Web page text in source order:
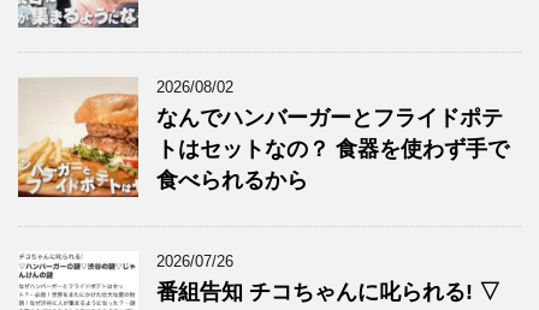
2026/08/02
なんでハンバーガーとフライドポテ
トはセットなの？ 食器を使わず手で
食べられるから
2026/07/26
番組告知 チコちゃんに叱られる! ▽